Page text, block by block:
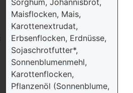
Sorghum, Johannisbrot,
Maisflocken, Mais,
Karottenextrudat,
Erbsenflocken, Erdnüsse,
Sojaschrotfutter*,
Sonnenblumenmehl,
Karottenflocken,
Pflanzenöl (Sonnenblume,